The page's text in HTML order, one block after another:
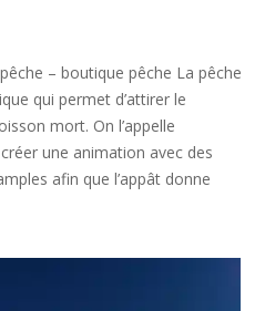
– boutique pêche La pêche
qui permet d’attirer le
mort. On l’appelle
une animation avec des
afin que l’appât donne